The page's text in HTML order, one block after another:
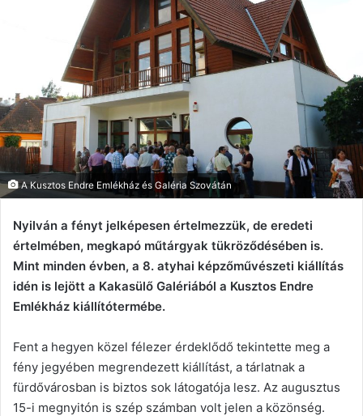
A Kusztos Endre Emlékház és Galéria Szovátán
Nyilván a fényt jelképesen értelmezzük, de eredeti
értelmében, megkapó műtárgyak tükröződésében is.
Mint minden évben, a 8. atyhai képzőművészeti kiállítás
idén is lejött a Kakasülő Galériából a Kusztos Endre
Emlékház kiállítótermébe.
Fent a hegyen közel félezer érdeklődő tekintette meg a
fény jegyében megrendezett kiállítást, a tárlatnak a
fürdővárosban is biztos sok látogatója lesz. Az augusztus
15-i megnyitón is szép számban volt jelen a közönség.